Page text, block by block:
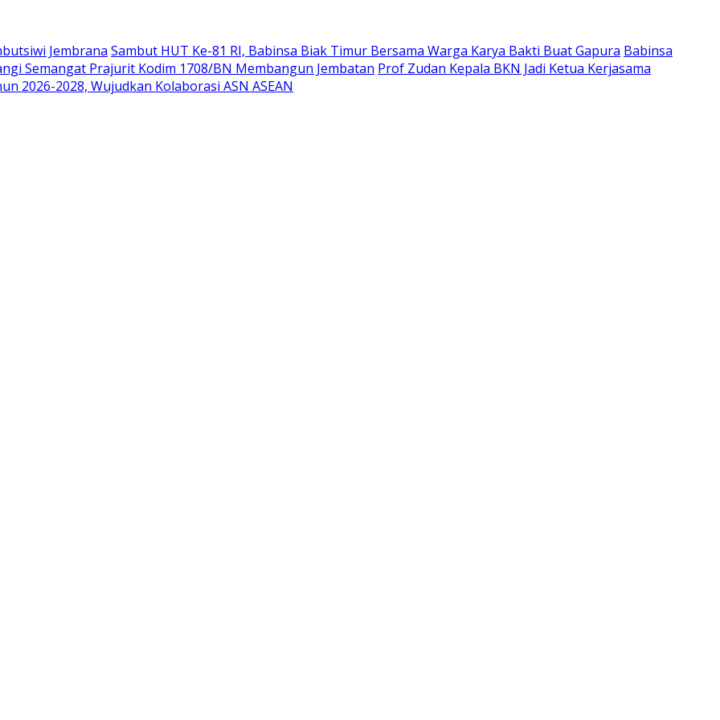
Jembrana Sambut HUT Ke-81 RI, Babinsa Biak Timur Bersama Warga Karya Bakti Buat Gapura Babinsa
Semangat Prajurit Kodim 1708/BN Membangun Jembatan Prof Zudan Kepala BKN Jadi Ketua Kerjasama
2026-2028, Wujudkan Kolaborasi ASN ASEAN